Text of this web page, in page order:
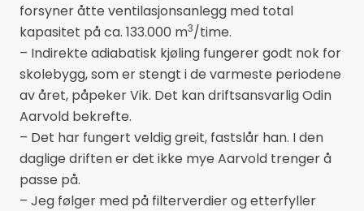
forsyner åtte ventilasjonsanlegg med total
kapasitet på ca. 133.000 m3/time.
– Indirekte adiabatisk kjøling fungerer godt nok for
skolebygg, som er stengt i de varmeste periodene
av året, påpeker Vik. Det kan driftsansvarlig Odin
Aarvold bekrefte.
– Det har fungert veldig greit, fastslår han. I den
daglige driften er det ikke mye Aarvold trenger å
passe på.
– Jeg følger med på filterverdier og etterfyller